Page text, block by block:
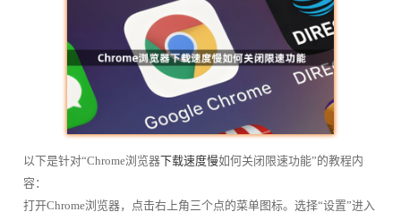
以下是针对“Chrome浏览器下载速度慢如何关闭限速功能”的教程内
容：
打开Chrome浏览器，点击右上角三个点的菜单图标。选择“设置”进入